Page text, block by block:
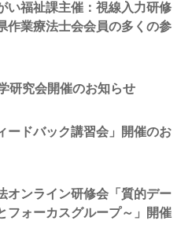
い福祉課主催：視線入力研修
作業療法士会会員の多くの参
研究会開催のお知らせ
ードバック講習会」開催のお
オンライン研修会「質的デー
フォーカスグループ～」開催